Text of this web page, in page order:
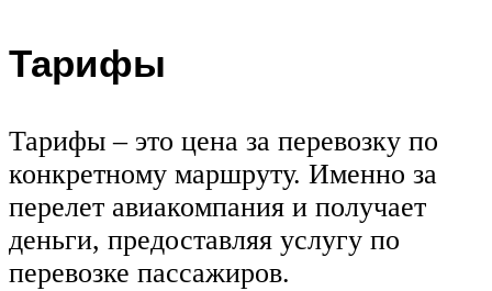
Тарифы
Тарифы – это цена за перевозку по
конкретному маршруту. Именно за
перелет авиакомпания и получает
деньги, предоставляя услугу по
перевозке пассажиров.